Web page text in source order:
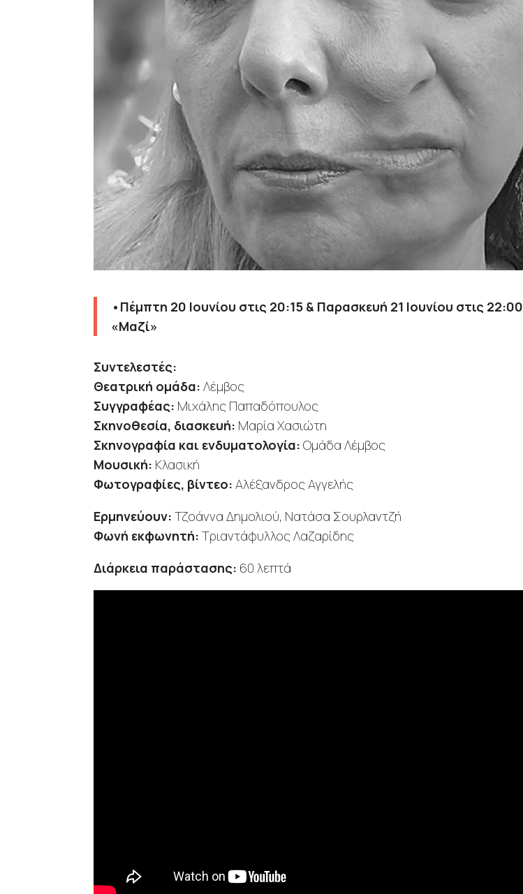
•Πέμπτη 20 Ιουνίου στις 20:15 & Παρασκευή 21 Ιουνίου στις 22:00
«Μαζί»
Συντελεστές:
Θεατρική ομάδα: Λέμβος
Συγγραφέας: Μιχάλης Παπαδόπουλος
Σκηνοθεσία, διασκευή: Μαρία Χασιώτη
Σκηνογραφία και ενδυματολογία: Ομάδα Λέμβος
Μουσική: Κλασική
Φωτογραφίες, βίντεο: Αλέξανδρος Αγγελής
Ερμηνεύουν: Τζοάννα Δημολιού, Νατάσα Σουρλαντζή
Φωνή εκφωνητή: Τριαντάφυλλος Λαζαρίδης
Διάρκεια παράστασης: 60 λεπτά